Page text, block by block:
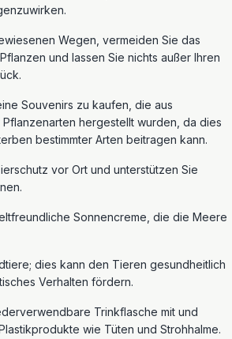
Wegen, vermeiden Sie das
und lassen Sie nichts außer Ihren
Souvenirs zu kaufen, die aus
hergestellt wurden, da dies
bestimmter Arten beitragen kann.
vor Ort und unterstützen Sie
Sonnencreme, die die Meere
dies kann den Tieren gesundheitlich
Verhalten fördern.
Trinkflasche mit und
wie Tüten und Strohhalme.